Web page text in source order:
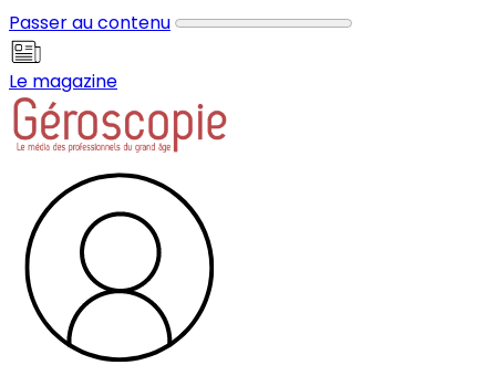
Passer au contenu
Le magazine
Panneau de gestion des cookies